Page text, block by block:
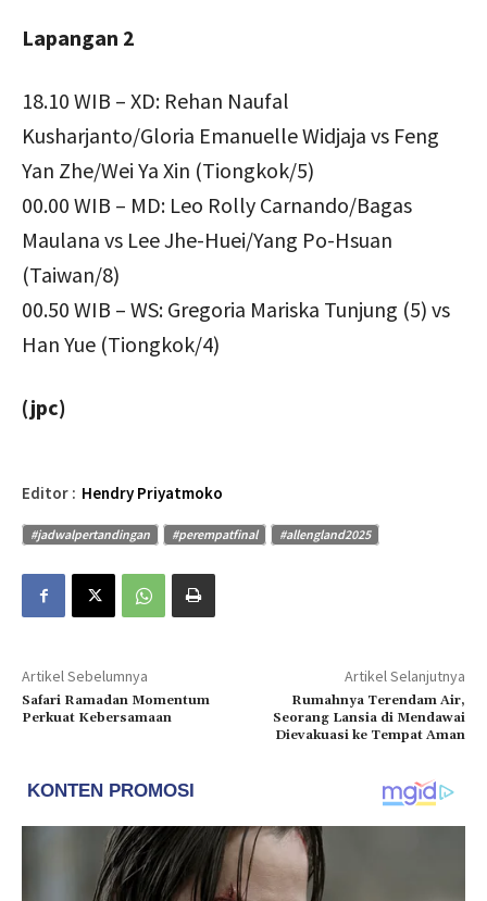
Lapangan 2
18.10 WIB – XD: Rehan Naufal
Kusharjanto/Gloria Emanuelle Widjaja vs Feng
Yan Zhe/Wei Ya Xin (Tiongkok/5)
00.00 WIB – MD: Leo Rolly Carnando/Bagas
Maulana vs Lee Jhe-Huei/Yang Po-Hsuan
(Taiwan/8)
00.50 WIB – WS: Gregoria Mariska Tunjung (5) vs
Han Yue (Tiongkok/4)
(jpc)
Editor : Hendry Priyatmoko
#jadwalpertandingan #perempatfinal #allengland2025
Artikel Sebelumnya
Safari Ramadan Momentum
Perkuat Kebersamaan
Artikel Selanjutnya
Rumahnya Terendam Air,
Seorang Lansia di Mendawai
Dievakuasi ke Tempat Aman